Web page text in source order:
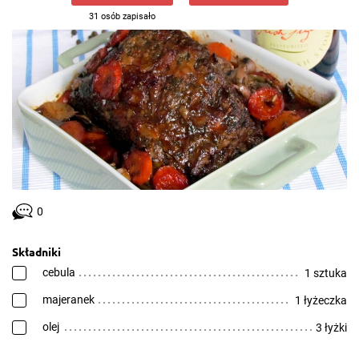
31 osób zapisało
0
Składniki
cebula 1 sztuka
majeranek 1 łyżeczka
olej 3 łyżki